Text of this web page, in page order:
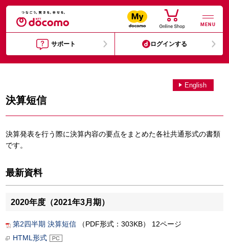
MENU
サポート ログインする
English
決算短信
決算発表を行う際に決算内容の要点をまとめた各社共通形式の書類
です。
最新資料
2020年度（2021年3月期）
第2四半期 決算短信 （PDF形式：303KB） 12ページ
HTML形式